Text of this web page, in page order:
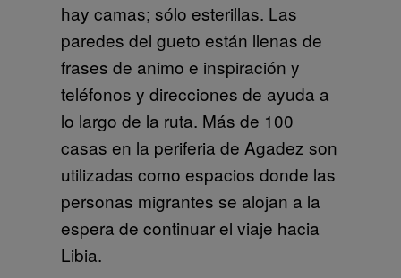
hay camas; sólo esterillas. Las
paredes del gueto están llenas de
frases de animo e inspiración y
teléfonos y direcciones de ayuda a
lo largo de la ruta. Más de 100
casas en la periferia de Agadez son
utilizadas como espacios donde las
personas migrantes se alojan a la
espera de continuar el viaje hacia
Libia.